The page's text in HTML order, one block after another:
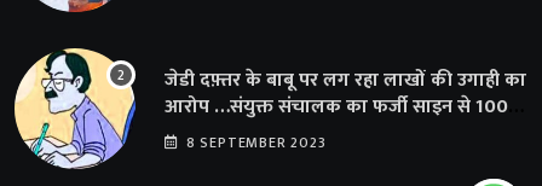
जेडी दफ़्तर के बाबू पर लग रहा लाखों की उगाही का
आरोप …संयुक्त संचालक का फर्जी साइन से 100
शिक्षकों क़ो थमाया संशोधन आदेश
8 SEPTEMBER 2023